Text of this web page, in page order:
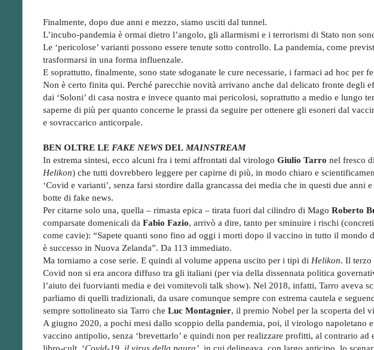
Finalmente, dopo due anni e mezzo, siamo usciti dal tunnel.
L’incubo-pandemia è ormai dietro l’angolo, gli allarmismi e i terrorismi di Stato non
Le ‘pericolose’ varianti possono essere tenute sotto controllo. La pandemia, come
trasformarsi in una forma influenzale.
E soprattutto, finalmente, sono state sdoganate le cure necessarie, i farmaci ad hoc
Non è certo finita qui. Perché parecchie novità arrivano anche dal delicato fronte degli
dai ‘Soloni’ di casa nostra e invece quanto mai pericolosi, soprattutto a medio e lungo
saperne di più per quanto concerne le prassi da seguire per ottenere gli esoneri dal
e sovraccarico anticorpale.
BEN OLTRE LE FAKE NEWS DEL MAINSTREAM
In estrema sintesi, ecco alcuni fra i temi affrontati dal virologo Giulio Tarro nel fresco
Helikon) che tutti dovrebbero leggere per capirne di più, in modo chiaro e
‘Covid e varianti’, senza farsi stordire dalla grancassa dei media che in questi due
botte di fake news.
Per citarne solo una, quella – rimasta epica – tirata fuori dal cilindro di Mago Roberto
comparsate domenicali da Fabio Fazio, arrivò a dire, tanto per sminuire i rischi
come cavie): “Sapete quanti sono fino ad oggi i morti dopo il vaccino in tutto il mondo
è successo in Nuova Zelanda”. Da 113 immediato.
Ma torniamo a cose serie. E quindi al volume appena uscito per i tipi di Helikon. Il terzo
Covid non si era ancora diffuso tra gli italiani (per via della dissennata politica
l’aiuto dei fuorvianti media e dei vomitevoli talk show). Nel 2018, infatti, Tarro aveva
parliamo di quelli tradizionali, da usare comunque sempre con estrema cautela e
sempre sottolineato sia Tarro che Luc Montagnier, il premio Nobel per la scoperta del
A giugno 2020, a pochi mesi dallo scoppio della pandemia, poi, il virologo napoletano
vaccino antipolio, senza ‘brevettarlo’ e quindi non per realizzare profitti, al contrario ad
libro-cult, ‘Covid-19, il virus della paura’, in cui delineava, con largo anticipo, lo